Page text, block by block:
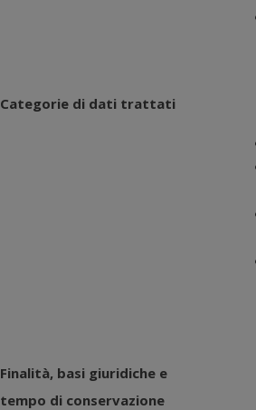
Categorie di dati trattati
Finalità, basi giuridiche e
tempo di conservazione